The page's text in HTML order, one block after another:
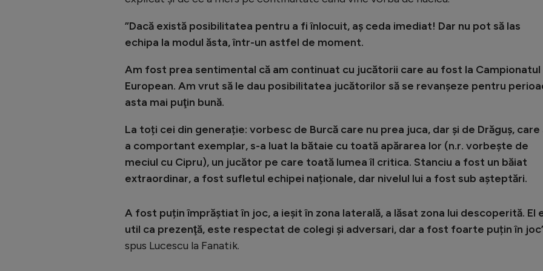
”Dacă există posibilitatea pentru a fi înlocuit, aș ceda imediat! Dar nu pot să las
echipa la modul ăsta, într-un astfel de moment.
Am fost prea sentimental că am continuat cu jucătorii care au fost la Campionatul
European. Am vrut să le dau posibilitatea jucătorilor să se revanșeze pentru
asta mai puţin bună.
La toți cei din generație: vorbesc de Burcă care nu prea juca, dar şi de Drăguș, care
a comportant exemplar, s-a luat la bătaie cu toată apărarea lor (n.r. vorbeşte de
meciul cu Cipru), un jucător pe care toată lumea îl critica. Stanciu a fost un băiat
extraordinar, a fost sufletul echipei naționale, dar nivelul lui a fost sub așteptări.
A fost puțin împrăștiat în joc, a ieșit în zona laterală, a lăsat zona lui descoperită. El
util ca prezenţă, este respectat de colegi şi adversari, dar a fost foarte puțin în
spus Lucescu la Fanatik.